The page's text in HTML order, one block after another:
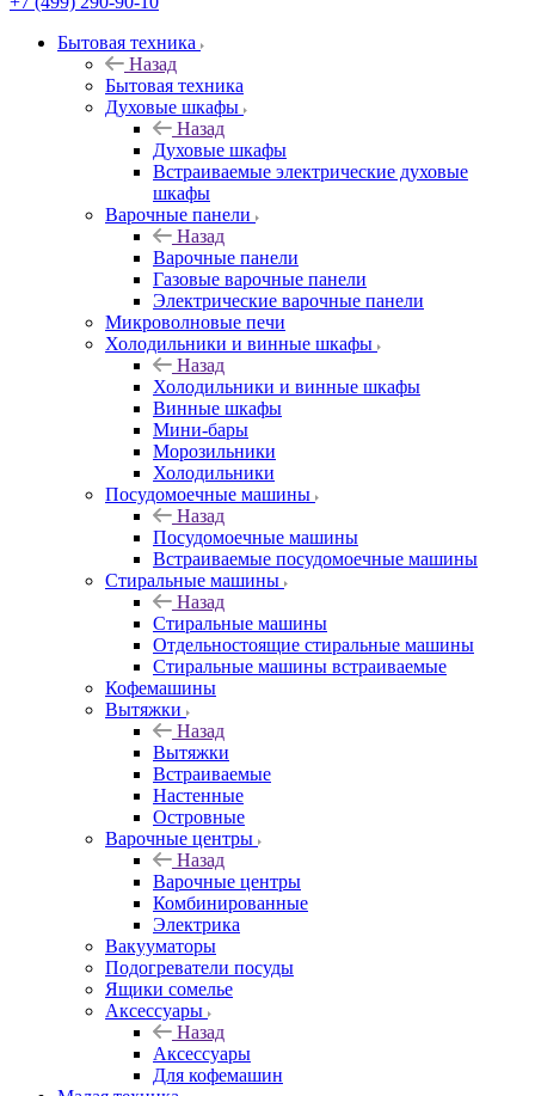
Бытовая техника
Назад
Бытовая техника
Духовые шкафы
Назад
Духовые шкафы
Встраиваемые электрические духовые
шкафы
Варочные панели
Назад
Варочные панели
Газовые варочные панели
Электрические варочные панели
Микроволновые печи
Холодильники и винные шкафы
Назад
Холодильники и винные шкафы
Винные шкафы
Мини-бары
Морозильники
Холодильники
Посудомоечные машины
Назад
Посудомоечные машины
Встраиваемые посудомоечные машины
Стиральные машины
Назад
Стиральные машины
Отдельностоящие стиральные машины
Стиральные машины встраиваемые
Кофемашины
Вытяжки
Назад
Вытяжки
Встраиваемые
Настенные
Островные
Варочные центры
Назад
Варочные центры
Комбинированные
Электрика
Вакууматоры
Подогреватели посуды
Ящики сомелье
Аксессуары
Назад
Аксессуары
Для кофемашин